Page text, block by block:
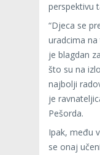
perspektivu
“Djeca se
uradcima
je blagdan
što su na
najbolji
je
Pešorda.
Ipak, među
se onaj